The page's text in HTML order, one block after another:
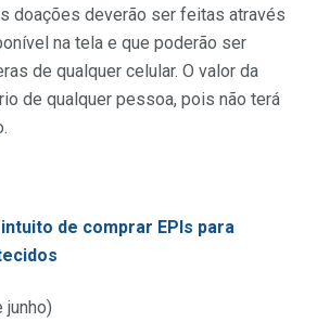
doações deverão ser feitas através
na tela e que poderão ser
de qualquer celular. O valor da
de qualquer pessoa, pois não terá
de comprar EPIs para
junho)